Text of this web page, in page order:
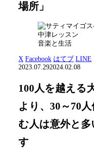
場所」
音楽と生活
X Facebook はてブ LINE
2023.07.292024.02.08
100人を越える
より、30～70
む人は意外と
す